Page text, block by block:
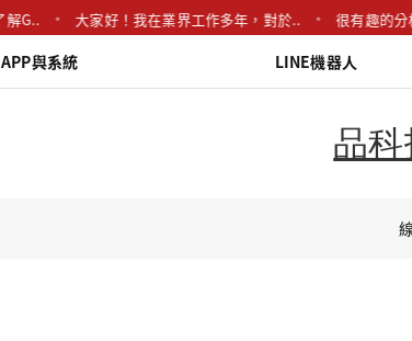
大家好！我在業界工作多年，對於.. 很有趣的分析！
APP與系統 LINE機器人
品